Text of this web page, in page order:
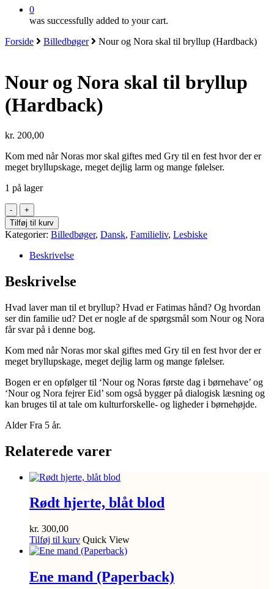
0
was successfully added to your cart.
Forside
Billedbøger Nour og Nora skal til bryllup (Hardback)
Nour og Nora skal til bryllup
(Hardback)
kr. 200,00
Kom med når Noras mor skal giftes med Gry til en fest hvor der er
meget bryllupskage, meget dejlig larm og mange følelser.
1 på lager
Nour
og
Nora
skal
til
bryllup
(Hardback)
antal
Tilføj til kurv
Kategorier: Billedbøger, Dansk, Familieliv, Lesbiske
Beskrivelse
Beskrivelse
Hvad laver man til et bryllup? Hvad er Fatimas hånd? Og hvordan
ser din familie ud? Det er nogle af de spørgsmål som Nour og Nora
får svar på i denne bog.
Kom med når Noras mor skal giftes med Gry til en fest hvor der er
meget bryllupskage, meget dejlig larm og mange følelser.
Bogen er en opfølger til ‘Nour og Noras første dag i børnehave’ og
‘Nour og Nora fejrer Eid’ som også bygger på dialogisk læsning og
kan bruges til at tale om kulturforskelle- og ligheder i børnehøjde.
Alder Fra 5 år.
Relaterede varer
Rødt hjerte, blåt blod
kr. 300,00
Tilføj til kurv Quick View
Ene mand (Paperback)